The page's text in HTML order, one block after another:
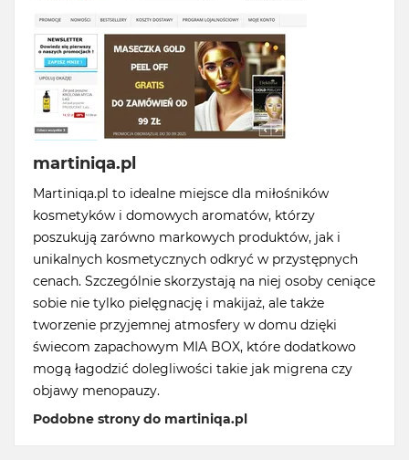
martiniqa.pl
Martiniqa.pl to idealne miejsce dla miłośników
kosmetyków i domowych aromatów, którzy
poszukują zarówno markowych produktów, jak i
unikalnych kosmetycznych odkryć w przystępnych
cenach. Szczególnie skorzystają na niej osoby ceniące
sobie nie tylko pielęgnację i makijaż, ale także
tworzenie przyjemnej atmosfery w domu dzięki
świecom zapachowym MIA BOX, które dodatkowo
mogą łagodzić dolegliwości takie jak migrena czy
objawy menopauzy.
Podobne strony do martiniqa.pl